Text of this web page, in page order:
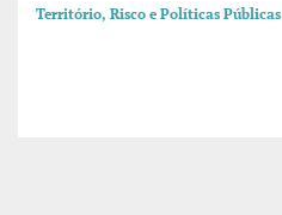
Território, Risco e Políticas Públicas